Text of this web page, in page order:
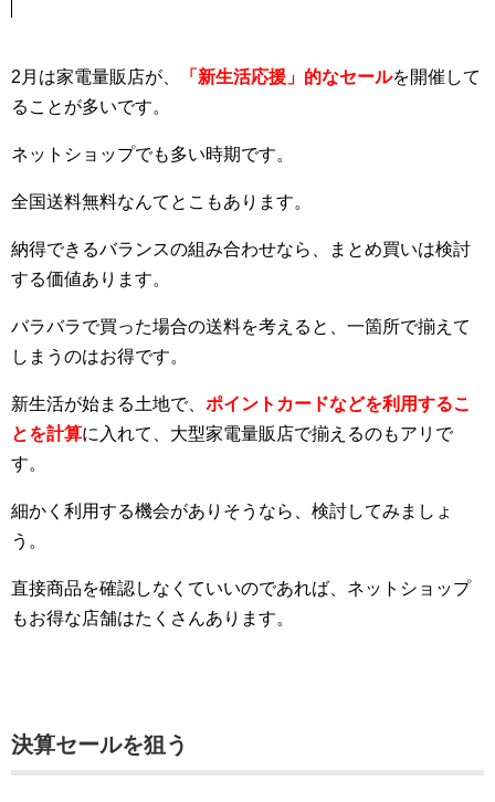
2月は家電量販店が、 「新生活応援」的なセールを開催して
ることが多いです。
ネットショップでも多い時期です。
全国送料無料なんてとこもあります。
納得できるバランスの組み合わせなら、まとめ買いは検討
する価値あります。
バラバラで買った場合の送料を考えると、一箇所で揃えて
しまうのはお得です。
新生活が始まる土地で、 ポイントカードなどを利用するこ
とを計算に入れて、大型家電量販店で揃えるのもアリで
す。
細かく利用する機会がありそうなら、検討してみましょ
う。
直接商品を確認しなくていいのであれば、ネットショップ
もお得な店舗はたくさんあります。
決算セールを狙う